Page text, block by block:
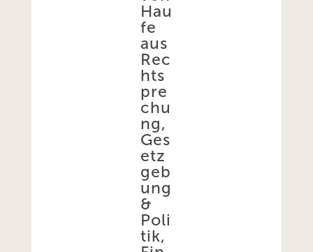
Hau
fe
aus
Rec
hts
pre
chu
ng,
Ges
etz
geb
ung
&
Poli
tik,